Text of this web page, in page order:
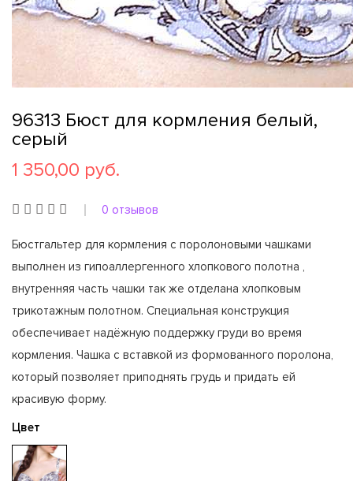
96313 Бюст для кормления белый,
серый
1 350,00 руб.
0 отзывов
Бюстгальтер для кормления с поролоновыми чашками
выполнен из гипоаллергенного хлопкового полотна ,
внутренняя часть чашки так же отделана хлопковым
трикотажным полотном. Специальная конструкция
обеспечивает надёжную поддержку груди во время
кормления. Чашка с вставкой из формованного поролона,
который позволяет приподнять грудь и придать ей
красивую форму.
Цвет